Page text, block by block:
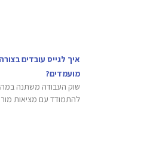
איך לגייס עובדים
מועמדים?
שוק העבודה משתנה
להתמודד עם מציאות